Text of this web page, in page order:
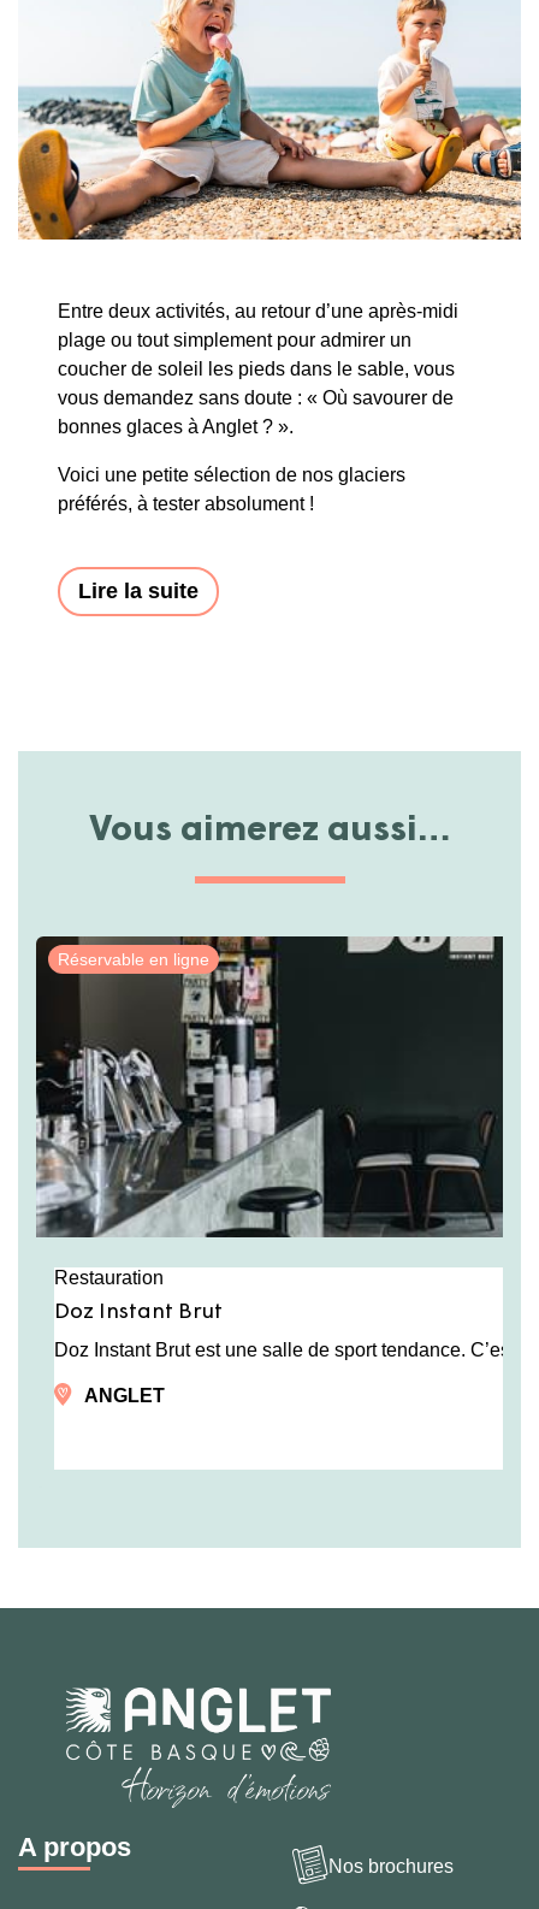
Entre deux activités, au retour d’une après-midi
plage ou tout simplement pour admirer un
coucher de soleil les pieds dans le sable, vous
vous demandez sans doute : « Où savourer de
bonnes glaces à Anglet ? ».
Voici une petite sélection de nos glaciers
préférés, à tester absolument !
Lire la suite
Vous aimerez aussi…
Réservable en ligne
Restauration
Doz Instant Brut
Doz Instant Brut est une salle de sport tendance. C’est
ANGLET
A propos
Nos brochures